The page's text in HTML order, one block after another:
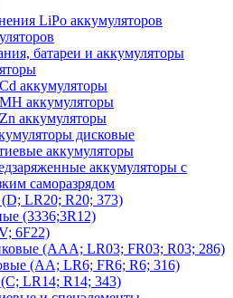
LiPo аккумуляторов
батареи и аккумуляторы
аккумуляторы
аккумуляторы
аккумуляторы
дисковые
аккумуляторы
аккумуляторы с
саморазрядом
LR20; R20; 373)
(3336;3R12)
6F22)
(AAA; LR03; FR03; R03; 286)
(AA; LR6; FR6; R6; 316)
LR14; R14; 343)